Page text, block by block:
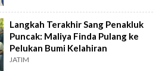
Langkah Terakhir Sang Penakluk
Puncak: Maliya Finda Pulang ke
Pelukan Bumi Kelahiran
JATIM